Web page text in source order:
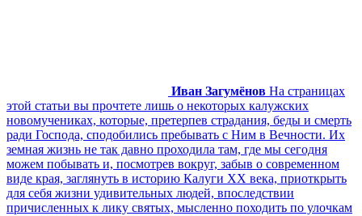
Иван Загумёнов На страницах
этой статьи вы прочтете лишь о некоторых калужских
новомучениках, которые, претерпев страдания, беды и смерть
ради Господа, сподобились пребывать с Ним в Вечности. Их
земная жизнь не так давно проходила там, где мы сегодня
можем побывать и, посмотрев вокруг, забыв о современном
виде края, заглянуть в историю Калуги XX века, приоткрыть
для себя жизни удивительных людей, впоследствии
причисленных к лику святых, мысленно походить по улочкам